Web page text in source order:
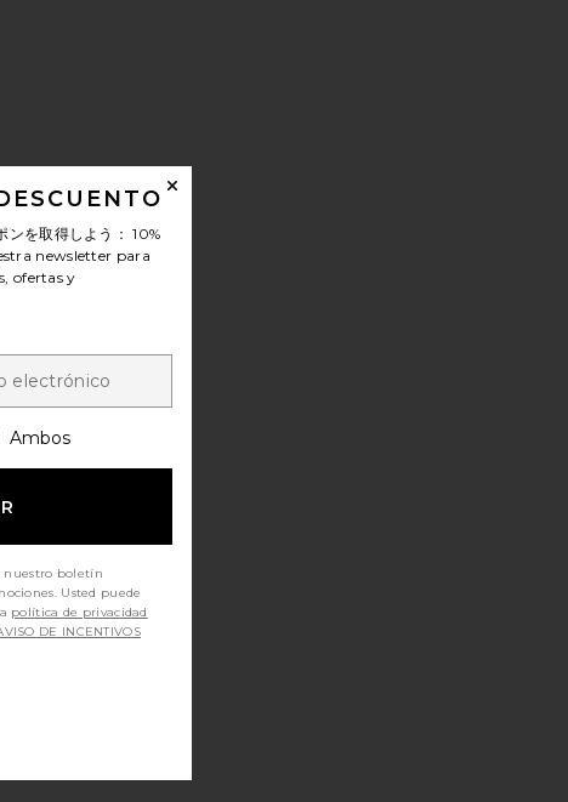
ンを取得しよう：10%
newsletter para
ofertas y
Ambos
nuestro boletín
Usted puede
política de privacidad
DE INCENTIVOS